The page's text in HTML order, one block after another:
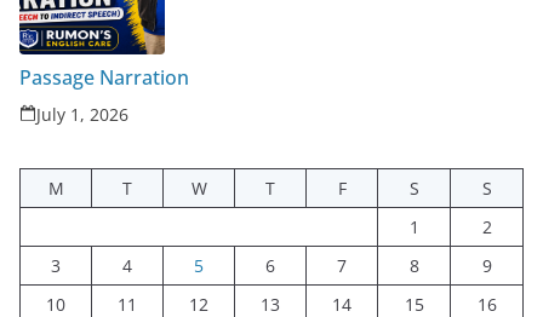
Passage Narration
July 1, 2026
M T W T F S
S
1
2
3
4 5 6 7 8
9
10
11 12 13 14 15
16